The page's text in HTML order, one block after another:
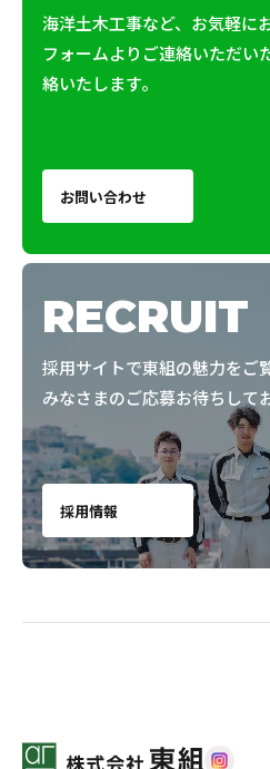
海洋土木工事など、お気軽に
フォームよりご連絡いただい
絡いたします。
お問い合わせ
RECRUIT
採用サイトで東組の魅力をご
みなさまのご応募お待ちして
採用情報